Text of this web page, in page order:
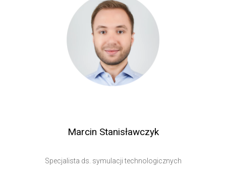
Marcin Stanisławczyk
Specjalista ds. symulacji technologicznych